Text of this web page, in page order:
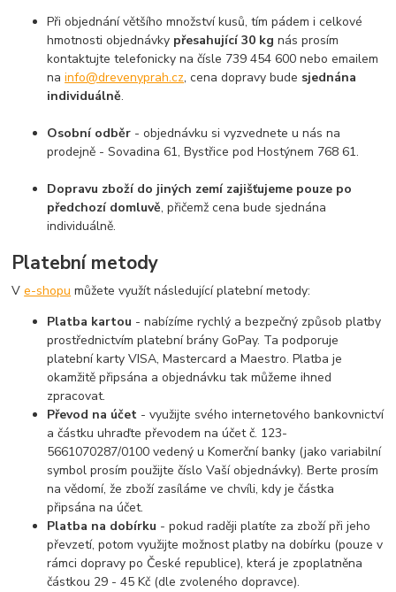
Při objednání většího množství kusů, tím pádem i celkové
hmotnosti objednávky přesahující 30 kg nás prosím
kontaktujte telefonicky na čísle 739 454 600 nebo emailem
nainfo@drevenyprah.cz, cena dopravy bude sjednána
individuálně.
Osobní odběr - objednávku si vyzvednete u nás na
prodejně - Sovadina 61, Bystřice pod Hostýnem 768 61.
Dopravu zboží do jiných zemí zajišťujeme pouze po
předchozí domluvě, přičemž cena bude sjednána
individuálně.
Platební metody
Ve-shopu můžete využít následující platební metody:
Platba kartou - nabízíme rychlý a bezpečný způsob platby
prostřednictvím platební brány GoPay. Ta podporuje
platební karty VISA, Mastercard a Maestro. Platba je
okamžitě připsána a objednávku tak můžeme ihned
zpracovat.
Převod na účet - využijte svého internetového bankovnictví
a částku uhraďte převodem na účet č. 123-
5661070287/0100 vedený u Komerční banky (jako variabilní
symbol prosím použijte číslo Vaší objednávky). Berte prosím
na vědomí, že zboží zasíláme ve chvíli, kdy je částka
připsána na účet.
Platba na dobírku - pokud raději platíte za zboží při jeho
převzetí, potom využijte možnost platby na dobírku (pouze v
rámci dopravy po České republice), která je zpoplatněna
částkou 29 - 45 Kč (dle zvoleného dopravce).